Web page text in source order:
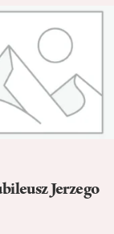
Jerzego